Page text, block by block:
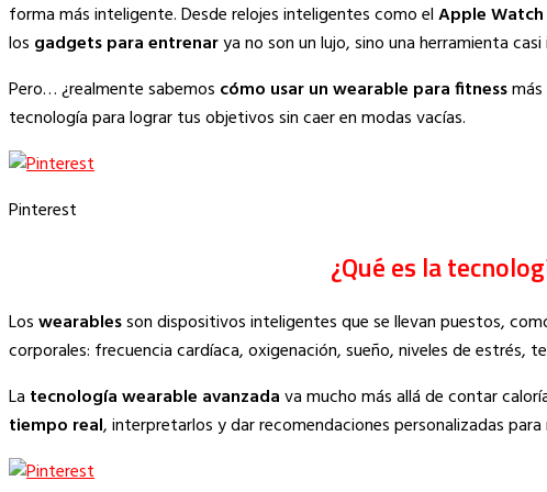
Link
forma más inteligente. Desde relojes inteligentes como elApple Watch
los gadgets para entrenarya no son un lujo, sino una herramienta
Pero… ¿realmente sabemos cómo usar un wearable para fitness
tecnología para lograr tus objetivos sin caer en modas vacías.
Pinterest
¿Qué es la
Loswearablesson dispositivos inteligentes que se llevan puestos,
corporales: frecuencia cardíaca, oxigenación, sueño, niveles de estrés,
La tecnología wearable avanzadava mucho más allá de contar
tiempo real, interpretarlos y dar recomendaciones personalizadas